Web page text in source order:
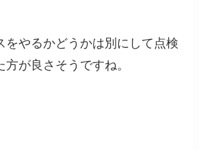
をやるかどうかは別にして点検
が良さそうですね。